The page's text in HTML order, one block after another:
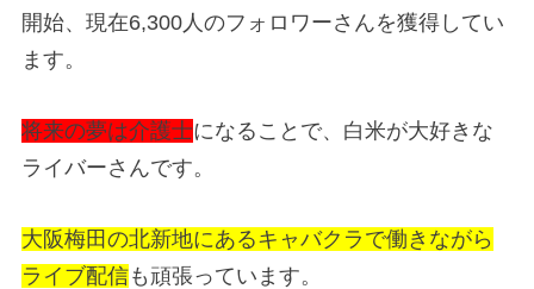
開始、現在6,300人のフォロワーさんを獲得してい
ます。
将来の夢は介護士になることで、白米が大好きな
ライバーさんです。
大阪梅田の北新地にあるキャバクラで働きながら
ライブ配信も頑張っています。